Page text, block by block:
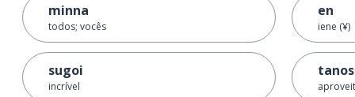
minna
todos; vocês
sugoi
incrível
en
iene (¥)